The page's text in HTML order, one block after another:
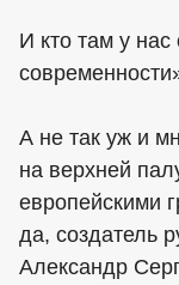
И кто там у нас
А не так уж и
на верхней
европейскими
да, создатель
Александр